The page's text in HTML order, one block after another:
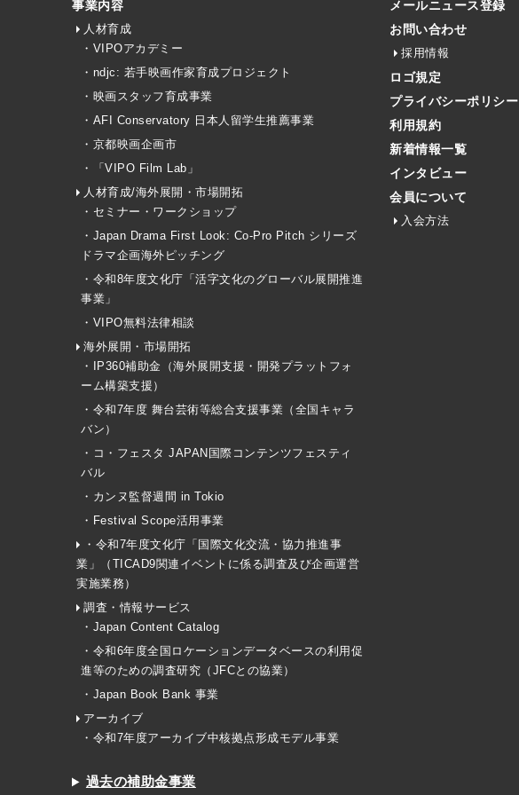
事業内容
人材育成
・VIPOアカデミー
・ndjc: 若手映画作家育成プロジェクト
・映画スタッフ育成事業
・AFI Conservatory 日本人留学生推薦事業
・京都映画企画市
・「VIPO Film Lab」
人材育成/海外展開・市場開拓
・セミナー・ワークショップ
・Japan Drama First Look: Co-Pro Pitch シリーズ
ドラマ企画海外ピッチング
・令和8年度文化庁「活字文化のグローバル展開推進
事業」
・VIPO無料法律相談
海外展開・市場開拓
・IP360補助金（海外展開支援・開発プラットフォ
ーム構築支援）
・令和7年度 舞台芸術等総合支援事業（全国キャラ
バン）
・コ・フェスタ JAPAN国際コンテンツフェスティ
バル
・カンヌ監督週間 in Tokio
・Festival Scope活用事業
・令和7年度文化庁「国際文化交流・協力推進事
業」（TICAD9関連イベントに係る調査及び企画運営
実施業務）
調査・情報サービス
・Japan Content Catalog
・令和6年度全国ロケーションデータベースの利用促
進等のための調査研究（JFCとの協業）
・Japan Book Bank 事業
アーカイブ
・令和7年度アーカイブ中核拠点形成モデル事業
過去の補助金事業
メールニュース登録
お問い合わせ
採用情報
ロゴ規定
プライバシーポリシー
利用規約
新着情報一覧
インタビュー
会員について
入会方法